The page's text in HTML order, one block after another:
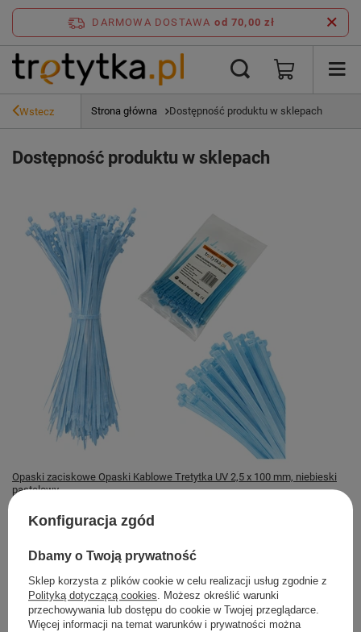
DARMOWA DOSTAWA od 70,00 zł
Wstecz Strona główna Dostępność produktu w sklepach
Dostępność produktu w sklepach
Opaski zaciskowe Opaski Kablowe Tretytka UV 2,5 x 100 mm, niebieski
pastelowy
Dostępny
Konfiguracja zgód
Dbamy o Twoją prywatność
Sklep korzysta z plików cookie w celu realizacji usług zgodnie z
Polityką dotyczącą cookies. Możesz określić warunki
przechowywania lub dostępu do cookie w Twojej przeglądarce.
Więcej informacji na temat warunków i prywatności można